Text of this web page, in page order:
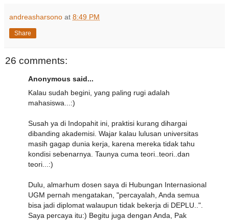
andreasharsono at 8:49 PM
Share
26 comments:
Anonymous said...
Kalau sudah begini, yang paling rugi adalah
mahasiswa...:)
Susah ya di Indopahit ini, praktisi kurang dihargai
dibanding akademisi. Wajar kalau lulusan universitas
masih gagap dunia kerja, karena mereka tidak tahu
kondisi sebenarnya. Taunya cuma teori..teori..dan
teori...:)
Dulu, almarhum dosen saya di Hubungan Internasional
UGM pernah mengatakan, "percayalah, Anda semua
bisa jadi diplomat walaupun tidak bekerja di DEPLU..".
Saya percaya itu:) Begitu juga dengan Anda, Pak